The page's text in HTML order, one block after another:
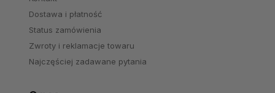
Dostawa i płatność
Status zamówienia
Zwroty i reklamacje towaru
Najczęściej zadawane pytania